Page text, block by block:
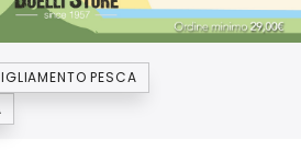
PESCA